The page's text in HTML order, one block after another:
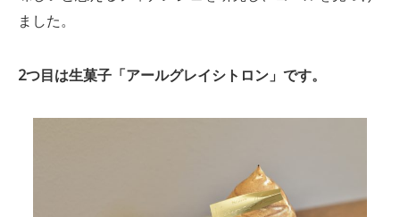
ました。
2つ目は生菓子「アールグレイシトロン」です。